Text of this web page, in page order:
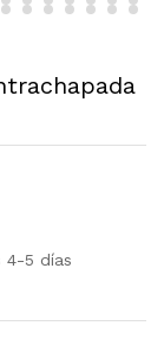
4-5 días